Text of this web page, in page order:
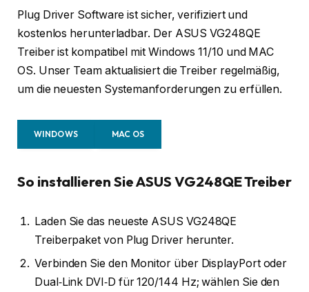
Plug Driver Software ist sicher, verifiziert und
kostenlos herunterladbar. Der ASUS VG248QE
Treiber ist kompatibel mit Windows 11/10 und MAC
OS. Unser Team aktualisiert die Treiber regelmäßig,
um die neuesten Systemanforderungen zu erfüllen.
WINDOWS MAC OS
So installieren Sie ASUS VG248QE Treiber
Laden Sie das neueste ASUS VG248QE
Treiberpaket von Plug Driver herunter.
Verbinden Sie den Monitor über DisplayPort oder
Dual‑Link DVI‑D für 120/144 Hz; wählen Sie den